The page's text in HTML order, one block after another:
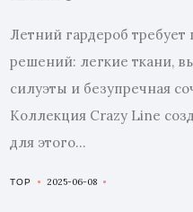
Летний гардероб требует
решений: легкие ткани,
силуэты и безупречная
Коллекция Crazy Line
для этого...
TOP 2025-06-08